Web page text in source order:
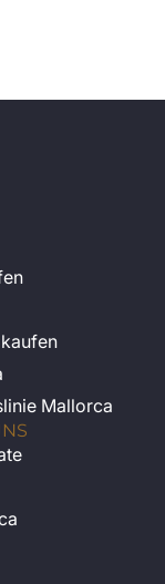
Mallorca